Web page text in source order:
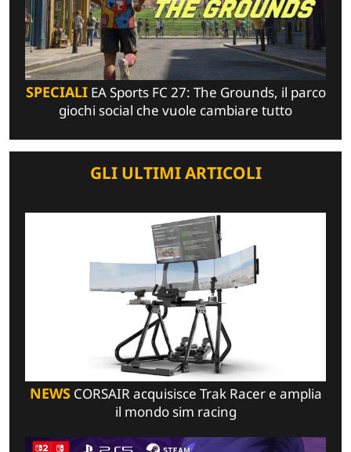
SPECIALIEA Sports FC 27: The Grounds, il parco
giochi social che vuole cambiare tutto
GLI ULTIMI ARTICOLI
NEWSCORSAIR acquisisce Trak Racer e amplia
il mondo sim racing